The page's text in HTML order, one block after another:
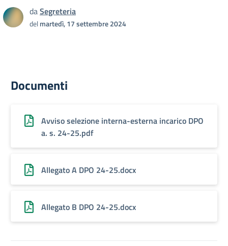
daSegreteria
delmartedì, 17 settembre 2024
Documenti
Avviso selezione interna-esterna incarico DPO
a. s. 24-25.pdf
Allegato A DPO 24-25.docx
Allegato B DPO 24-25.docx